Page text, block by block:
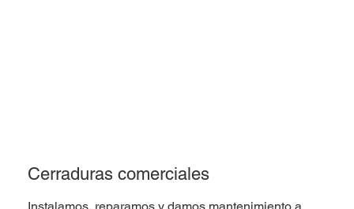
Cerraduras comerciales
Instalamos, reparamos y damos mantenimiento a